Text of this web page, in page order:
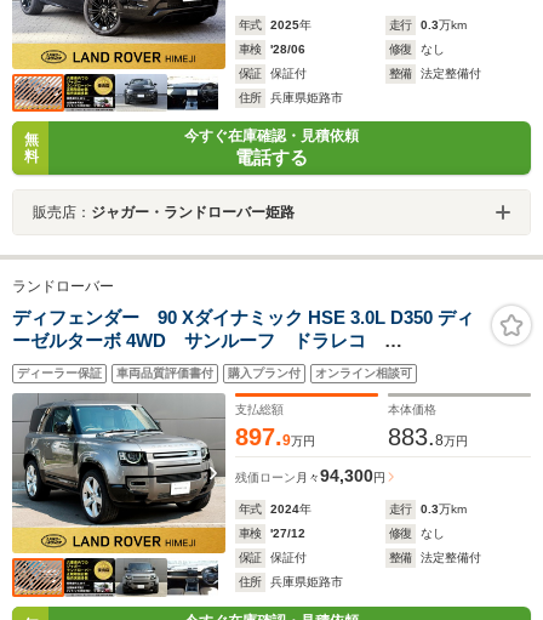
年式 2025年 走行 0.3万km
車検
'28/06 修復
なし
保証
保証付 整備
法定整備付
住所
兵庫県姫路市
無
料
今すぐ在庫確認・見積依頼
電話する
販売店： ジャガー・ランドローバー姫路
ランドローバー
ディフェンダー 90 Xダイナミック HSE 3.0L D350 ディ
ーゼルターボ 4WD サンルーフ ドラレコ
MIRIDIAN ETC ACC
ディーラー保証 車両品質評価書付 購入プラン付 オンライン相談可
支払総額
897.9万円
本体価格
883.8万円
残価ローン 月々94,300円
年式 2024年 走行 0.3万km
車検
'27/12 修復
なし
保証
保証付 整備
法定整備付
住所
兵庫県姫路市